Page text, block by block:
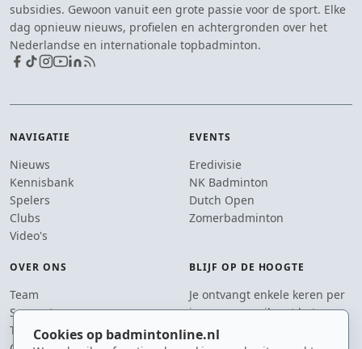
Cookies op badmintonline.nl
subsidies. Gewoon vanuit een grote passie voor de sport. Elke
dag opnieuw nieuws, profielen en achtergronden over het
Nederlandse en internationale topbadminton.
NAVIGATIE
Nieuws
Kennisbank
Spelers
Clubs
Video's
EVENTS
Eredivisie
NK Badminton
Dutch Open
Zomerbadminton
OVER ONS
Team
Supporters
Tip de redactie
BLIJF OP DE HOOGTE
Je ontvangt enkele keren per
jaar een e-mail met het
laatste badmintonnieuws.